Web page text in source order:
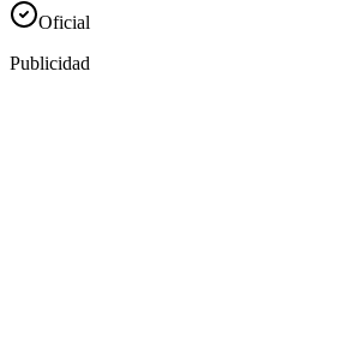
Oficial
Publicidad